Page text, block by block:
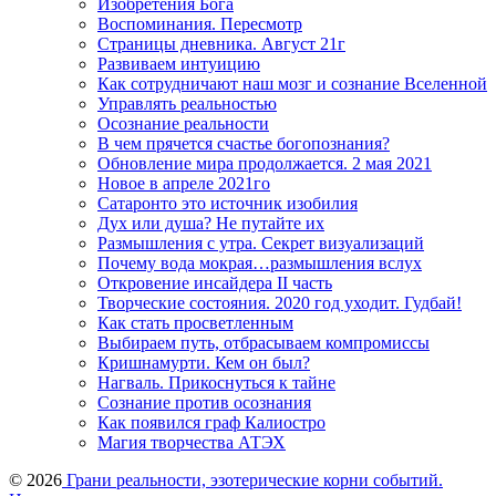
Изобретения Бога
Воспоминания. Пересмотр
Страницы дневника. Август 21г
Развиваем интуицию
Как сотрудничают наш мозг и сознание Вселенной
Управлять реальностью
Осознание реальности
В чем прячется счастье богопознания?
Обновление мира продолжается. 2 мая 2021
Новое в апреле 2021го
Сатаронто это источник изобилия
Дух или душа? Не путайте их
Размышления с утра. Секрет визуализаций
Почему вода мокрая…размышления вслух
Откровение инсайдера II часть
Творческие состояния. 2020 год уходит. Гудбай!
Как стать просветленным
Выбираем путь, отбрасываем компромиссы
Кришнамурти. Кем он был?
Нагваль. Прикоснуться к тайне
Сознание против осознания
Как появился граф Калиостро
Магия творчества АТЭХ
© 2026 Грани реальности, эзотерические корни событий.